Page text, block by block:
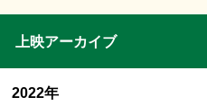
上映アーカイブ
2022年